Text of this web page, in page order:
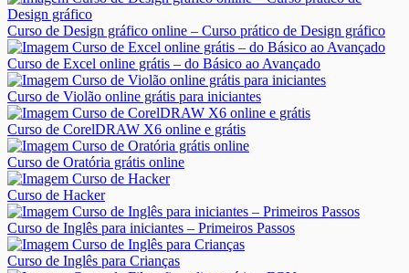
Curso de Design gráfico online – Curso prático de Design gráfico
Curso de Excel online grátis – do Básico ao Avançado
Curso de Violão online grátis para iniciantes
Curso de CorelDRAW X6 online e grátis
Curso de Oratória grátis online
Curso de Hacker
Curso de Inglês para iniciantes – Primeiros Passos
Curso de Inglês para Crianças